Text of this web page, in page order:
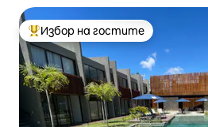
Най-популярен избор на гостите
Избор на гостите